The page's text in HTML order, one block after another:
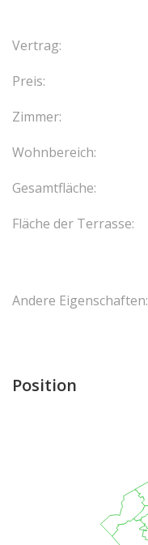
Vertrag:
Preis:
Zimmer:
Wohnbereich:
Gesamtfläche:
Fläche der Terrasse:
Andere Eigenschaften:
Position